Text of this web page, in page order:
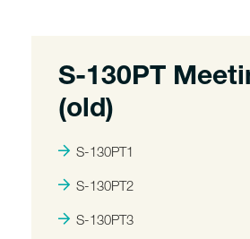
S-130PT
(old)
S-130PT1
S-130PT2
S-130PT3